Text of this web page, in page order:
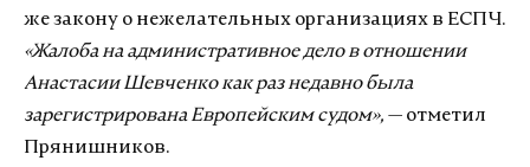
же закону о нежелательных организациях в ЕСПЧ.
«Жалоба на административное дело в отношении
Анастасии Шевченко как раз недавно была
зарегистрирована Европейским судом», — отметил
Прянишников.